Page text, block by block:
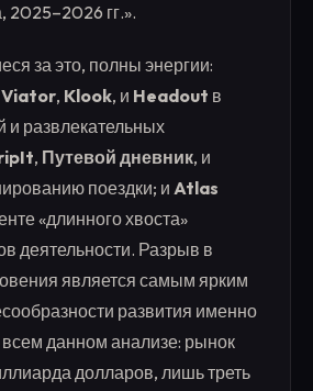
2025–2026 гг.».
за это, полны энергии:
Viator, Klook, и Headout в
и развлекательных
, Путевой дневник, и
поездки; и Atlas
«длинного хвоста»
деятельности. Разрыв в
является самым ярким
развития именно
данном анализе: рынок
долларов, лишь треть